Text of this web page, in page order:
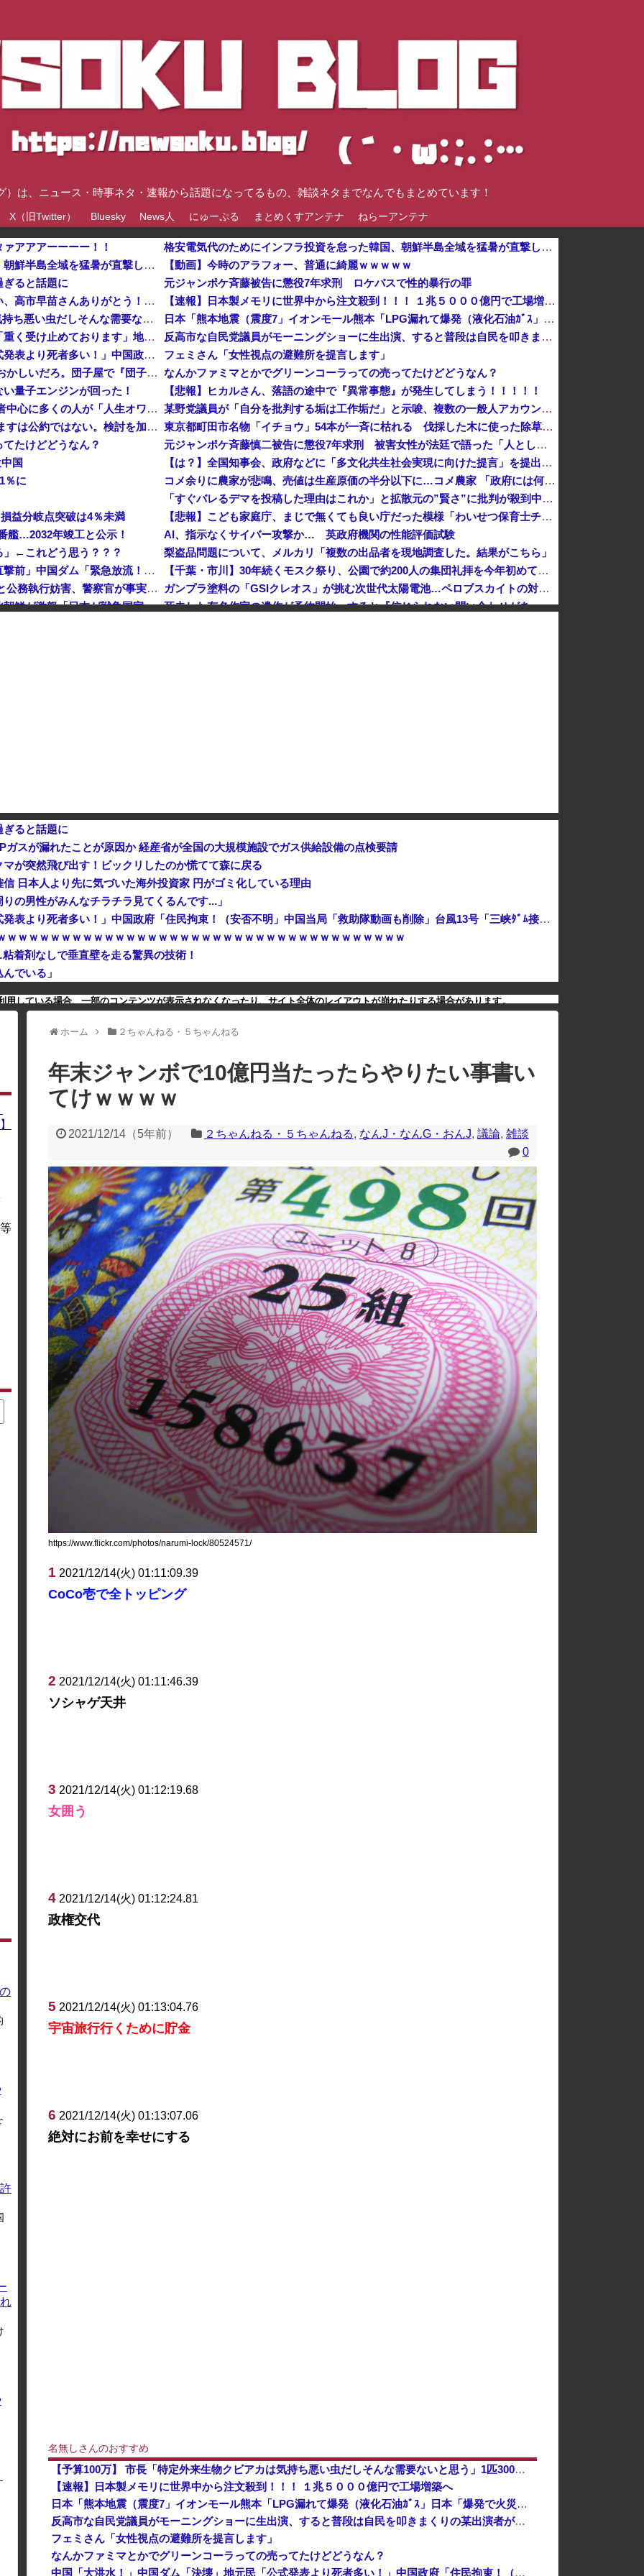
は、ニュース・時事ネタ・速報から話題になってるもの、雑談ネタまでなんでもまとめています！
X（旧Twitter） Bluesky News人 にゅーぷる まとめくすアンテナ ねらーアンテナ
アアアーーーー！！
格安電気代のためにインフラ投資を怠った韓国、朝鮮半島全域を猛暑が直撃してしまった結果……他
ぎると話題に
【画像】熊本避難所「避難所生活全く不自由ない、高市早苗さんありがとう！日本人でよかった！」
【予算100万】 市長「特定外来生物クビアカは気持ち悪い虫だしそんな需要ないと思う」1匹300円相当の報奨金→初日に42万取られ焦り
【倉庫型陳列】熊本地震でコストコの商品落下「重く受け止めております」地震大国で「高積み陳列」が心配...IKEAにも聞いた
中国「大洪水！」中国ダム「決壊」地元民「公式発表より死者多い！」中国政府「住民拘束！（安否不明」中国当局「救助隊動画も削除」台風13号「三峡ダム接近中」→
【正論】 有吉「『俺テレビ見ない』って言う奴おかしいだろ。団子屋で『団子食べない』って言うか？」
量子エンジンが回った！
【株式投資】 韓国で「真夏の世の夢」崩壊、若者中心に多くの人が「人生オワタ」―中国メディア
【動画】 石破「公約を果たすというが、減税しますは公約ではない。検討を加速するというのが公約だ」
たけどどうなん？
国
％に
益分岐点突破は4％未満
艦…2032年竣工と公示！
」←これどう思う？？？
中国「大洪水！」三峡ダム「大雨で増水（台風直撃前」中国ダム「緊急放流！」中国鉄道「列車が走行中に流される」中国避難所「支援物資は有料です」謎の勢力「え」→
【速報】 玉川徹「死んでいなければ銃刀法違反と公務執行妨害、警察官が事実上の死刑にした」
日本が長距離巡航ミサイルの試験発射に成功！北朝鮮が激怒「日本が戦争国家になろうとしている」「絶対に傍観しない、必ず後悔させる」
格安電気代のためにインフラ投資を怠った韓国、朝鮮半島全域を猛暑が直撃してしまった結果……他
【動画】今時のアラフォー、普通に綺麗ｗｗｗｗｗ
元ジャンポケ斉藤被告に懲役7年求刑 ロケバスで性的暴行の罪
【速報】日本製メモリに世界中から注文殺到！！！ １兆５０００億円で工場増築へ
日本「熊本地震（震度7」イオンモール熊本「LPG漏れて爆発（液化石油ｶﾞｽ」日本「爆発で火災が吹き飛ぶ（爆轟発生説」ハビタ「遺族説明の虚偽を認め...
反高市な自民党議員がモーニングショーに生出演、すると普段は自民を叩きまくりの某出演者が……
フェミさん「女性視点の避難所を提言します」
なんかファミマとかでグリーンコーラっての売ってたけどどうなん？
【悲報】ヒカルさん、落語の途中で『異常事態』が発生してしまう！！！！！
某野党議員が「自分を批判する垢は工作垢だ」と示唆、複数の一般人アカウントを晒し上げにしてしまい……
東京都町田市名物「イチョウ」54本が一斉に枯れる 伐採した木に使った除草剤が根をつたったか 市は植え直しへ [8/5]
元ジャンポケ斉藤慎二被告に懲役7年求刑 被害女性が法廷で語った「人としての尊厳を踏みにじられた」
【は？】全国知事会、政府などに「多文化共生社会実現に向けた提言」を提出 「国は在留外国人を労働者と見ているが、日本人と同じ生活者」
コメ余りに農家が悲鳴、売値は生産原価の半分以下に…コメ農家 「政府には何の期待もできない。高市総理は何を考えているのかな。分からん。もう愛想尽か...
「すぐバレるデマを投稿した理由はこれか」と拡散元の”賢さ”に批判が殺到中、自称ジャーナリストのやり口というのが……
【悲報】こども家庭庁、まじで無くても良い庁だった模様「わいせつ保育士チェック義務、約6000施設で活用されず」
AI、指示なくサイバー攻撃か… 英政府機関の性能評価試験
梨盗品問題について、メルカリ「複数の出品者を現地調査した。結果がこちら」
【千葉・市川】30年続くモスク祭り、公園で約200人の集団礼拝を今年初めて認めず
ガンプラ塗料の「GSIクレオス」が挑む次世代太陽電池…ペロブスカイトの対抗馬か！
死去した有名作家の遺作が予約開始、すると『信じられない問い合わせがあった』と書店員が明らかにして……
ぎると話題に
スが漏れたことが原因か 経産省が全国の大規模施設でガス供給設備の点検要請
が突然飛び出す！ビックリしたのか慌てて森に戻る
日本人より先に気づいた海外投資家 円がゴミ化している理由
の男性がみんなチラチラ見てくるんです...」
中国「大洪水！」中国ダム「決壊」地元民「公式発表より死者多い！」中国政府「住民拘束！（安否不明」中国当局「救助隊動画も削除」台風13号「三峡ﾀﾞﾑ接近中」→
ｗｗｗｗｗｗｗｗｗｗｗｗｗｗｗｗｗｗｗｗｗｗｗｗｗｗｗｗｗｗｗｗｗｗｗｗｗ
着剤なしで垂直壁を走る驚異の技術！
でいる」
している場合、一部のコンテンツが表示されなくなったり、サイト全体のレイアウトが崩れたりする場合があります。
ホーム ２ちゃんねる・５ちゃんねる
年末ジャンボで10億円当たったらやりたい事書い
てけｗｗｗｗ
2021/12/14 （5年前） ２ちゃんねる・５ちゃんねる, なんJ・なんG・おんJ, 議論, 雑談
0
https://www.flickr.com/photos/narumi-lock/80524571/
1 2021/12/14(火) 01:11:09.39
CoCo壱で全トッピング
2 2021/12/14(火) 01:11:46.39
ソシャゲ天井
3 2021/12/14(火) 01:12:19.68
女囲う
4 2021/12/14(火) 01:12:24.81
政権交代
5 2021/12/14(火) 01:13:04.76
宇宙旅行行くために貯金
6 2021/12/14(火) 01:13:07.06
絶対にお前を幸せにする
名無しさんのおすすめ
【予算100万】 市長「特定外来生物クビアカは気持ち悪い虫だしそんな需要ないと思う」1匹300円相当の報奨金→初日に42万取られ焦り
【速報】日本製メモリに世界中から注文殺到！！！ １兆５０００億円で工場増築へ
日本「熊本地震（震度7」イオンモール熊本「LPG漏れて爆発（液化石油ｶﾞｽ」日本「爆発で火災が吹き飛ぶ（爆轟発生説」ハビタ「遺族説明の虚偽を認め...
反高市な自民党議員がモーニングショーに生出演、すると普段は自民を叩きまくりの某出演者が……
フェミさん「女性視点の避難所を提言します」
なんかファミマとかでグリーンコーラっての売ってたけどどうなん？
中国「大洪水！」中国ダム「決壊」地元民「公式発表より死者多い！」中国政府「住民拘束！（安否不明」中国当局「救助隊動画も削除」台風13号「三峡ダム接近中」→